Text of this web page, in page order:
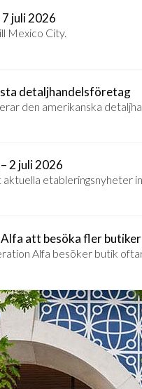
juli 2026
Mexico City.
detaljhandelsföretag
den amerikanska
2 juli 2026
etableringsnyheter
att besöka fler butiker
Alfa besöker butik